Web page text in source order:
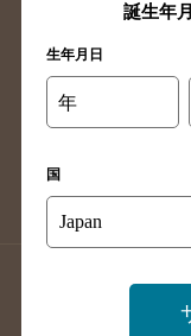
香川県の
高知県の
長崎県の
大分県の
店舗登録方法の
誕生年
生年月日
年
国